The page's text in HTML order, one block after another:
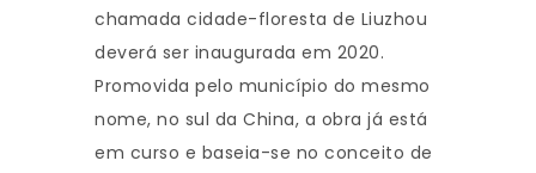
chamada cidade-floresta de Liuzhou
deverá ser inaugurada em 2020.
Promovida pelo município do mesmo
nome, no sul da China, a obra já está
em curso e baseia-se no conceito de